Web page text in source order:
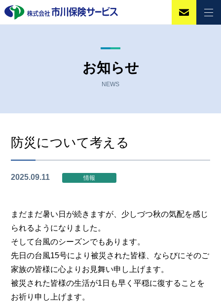
お知らせ
NEWS
防災について考える
2025.09.11 情報
まだまだ暑い日が続きますが、少しづつ秋の気配を感じ
られるようになりました。
そして台風のシーズンでもあります。
先日の台風15号により被災された皆様、ならびにそのご
家族の皆様に心よりお見舞い申し上げます。
被災された皆様の生活が1日も早く平穏に復することを
お祈り申し上げます。